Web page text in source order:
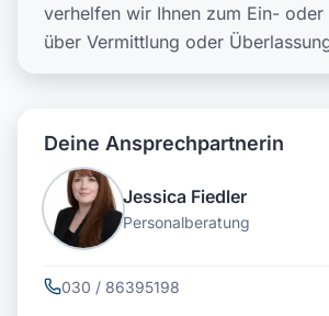
verhelfen wir Ihnen zum Ein- oder
über Vermittlung oder
Deine Ansprechpartnerin
Jessica Fiedler
Personalberatung
030 / 86395198